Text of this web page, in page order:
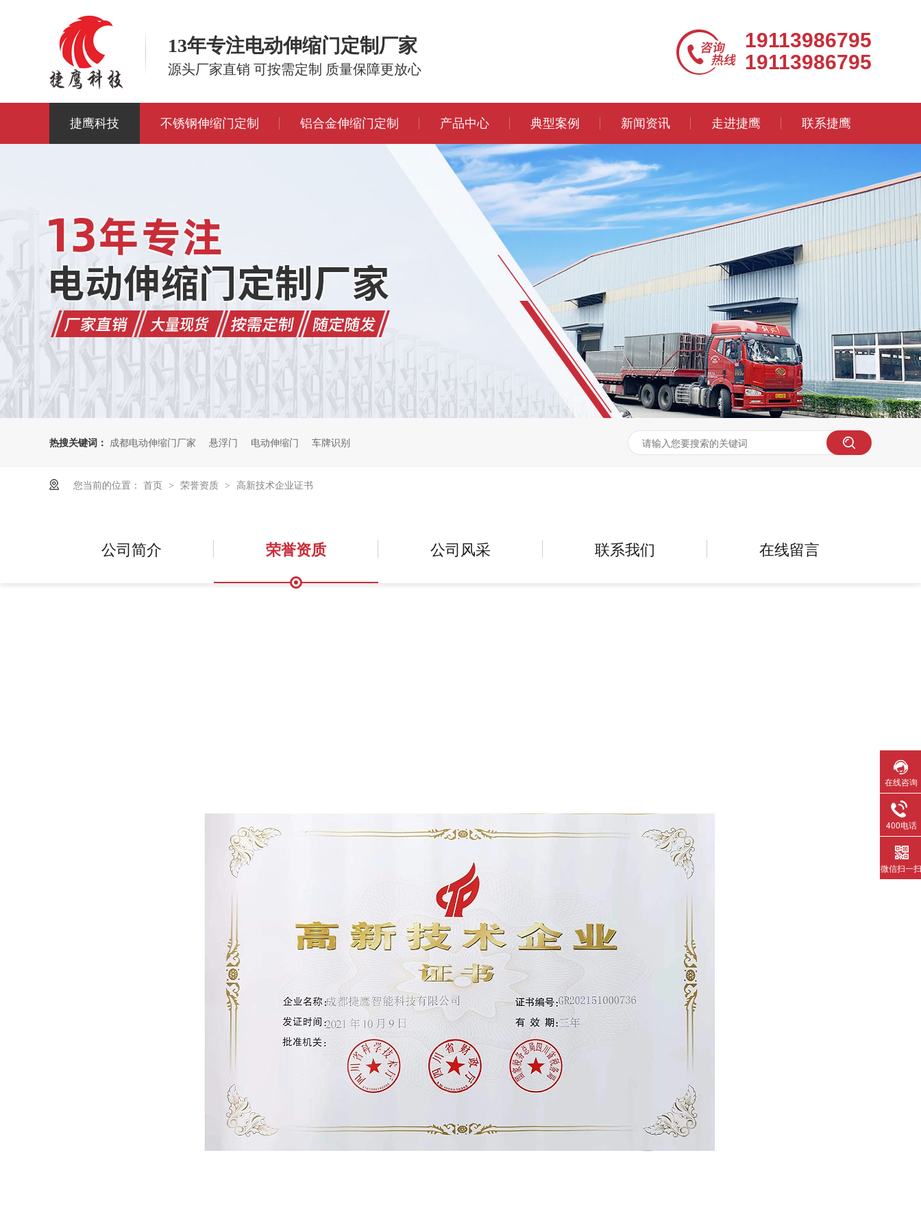
13年专注电动伸缩门定制厂家
源头厂家直销 可按需定制 质量保障更放心
19113986795
19113986795
捷鹰科技 不锈钢伸缩门定制 铝合金伸缩门定制 产品中心 典型案例 新闻资讯 走进捷鹰 联系捷鹰
热搜关键词： 成都电动伸缩门厂家 悬浮门 电动伸缩门 车牌识别
您当前的位置： 首页 > 荣誉资质 > 高新技术企业证书
公司简介 荣誉资质 公司风采 联系我们 在线留言
在线咨询
400电话
微信扫一扫